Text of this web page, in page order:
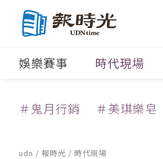
娛樂賽事 時代現場
＃鬼月行銷 ＃美琪樂皂
udn / 報時光 / 時代現場